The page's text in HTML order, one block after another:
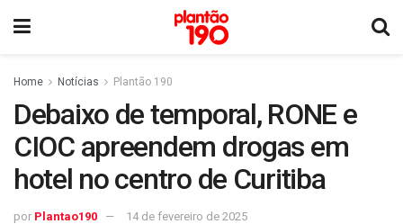
Home Notícias Plantão 190
Debaixo de temporal, RONE e
CIOC apreendem drogas em
hotel no centro de Curitiba
por Plantao190 14 de fevereiro de 2025